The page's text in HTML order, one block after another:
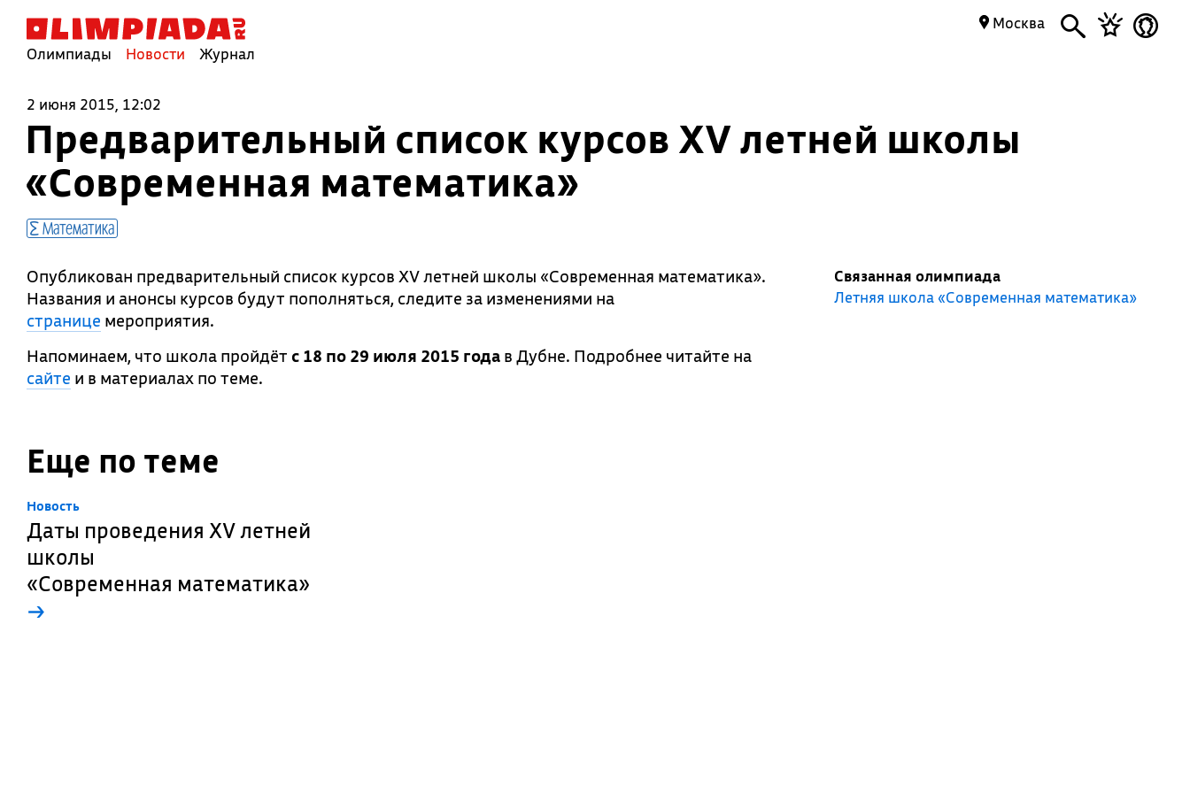
Олимпиады Новости Журнал
Москва
2 июня 2015, 12:02
Предварительный список курсов XV летней школы
«Современная математика»
Математика
Опубликован предварительный список курсов XV летней школы «Современная математика».
Названия и анонсы курсов будут пополняться, следите за изменениями на
странице мероприятия.
Напоминаем, что школа пройдёт с 18 по 29 июля 2015 года в Дубне. Подробнее читайте на
сайте и в материалах по теме.
Связанная олимпиада
Летняя школа «Современная математика»
Еще по теме
Новость
Даты проведения XV летней
школы
«Современная математика»
→